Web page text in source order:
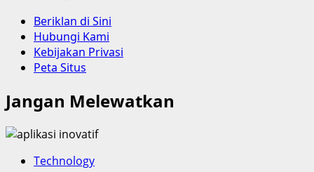
Beriklan di Sini
Hubungi Kami
Kebijakan Privasi
Peta Situs
Jangan Melewatkan
Technology